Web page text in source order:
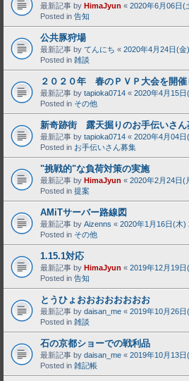
最新記事 by HimaJyun « 2020年6月06日(
Posted in 告知
公共豚狩場
最新記事 by てんにち « 2020年4月24日(金
Posted in 雑談
２０２０年 春のＰＶＰ大会を開催
最新記事 by tapioka0714 « 2020年4月15日
Posted in その他
新奇跡街 露天掘りのお手伝いさん
最新記事 by tapioka0714 « 2020年4月04日
Posted in お手伝いさん募集
"挑戦的"な負荷対策の実施
最新記事 by HimaJyun « 2020年2月24日(
Posted in 提案
AMiTサーバー路線図
最新記事 by Aizenns « 2020年1月16日(木)
Posted in その他
1.15.1対応
最新記事 by HimaJyun « 2019年12月19
Posted in 告知
とうひょおおおおおおおお
最新記事 by daisan_me « 2019年10月26
Posted in 雑談
石の京都ショーでの戦利品
最新記事 by daisan_me « 2019年10月13
Posted in 雑記帳